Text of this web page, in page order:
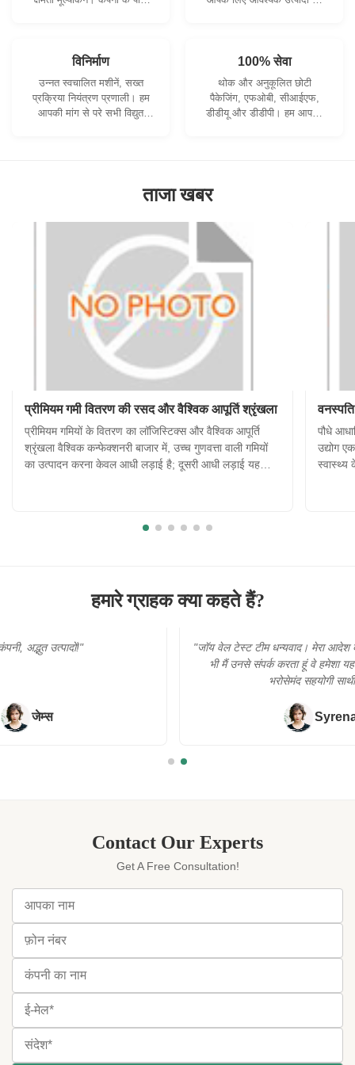
विनिर्माण
उन्नत स्वचालित मशीनें, सख्त
प्रक्रिया नियंत्रण प्रणाली। हम
आपकी मांग से परे सभी विद्युत
100% सेवा
थोक और अनुकूलित छोटी
पैकेजिंग, एफओबी, सीआईएफ,
डीडीयू और डीडीपी। हम आपकी
ताजा खबर
प्रीमियम गमी वितरण की रसद और वैश्विक आपूर्ति श्रृंखला
प्रीमियम गमियों के वितरण का लॉजिस्टिक्स और वैश्विक आपूर्ति
श्रृंखला वैश्विक कन्फेक्शनरी बाजार में, उच्च गुणवत्ता वाली गमियों
का उत्पादन करना केवल आधी लड़ाई है; दूसरी आधी लड़ाई यह
पौधे
उद्योग
स्वास्थ्य
हमारे ग्राहक क्या कहते हैं?
"जॉय वेल टेस्ट टीम धन्यवाद। मेरा आदेश बहुत जरूरी है। और जब
भी मैं उनसे संपर्क करता हूं वे हमेशा यहां रहते थे। वास्तव में
Contact Our Experts
Get A Free Consultation!